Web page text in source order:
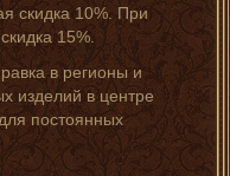
скидка 10%. При
15%.
в регионы и
изделий в центре
постоянных